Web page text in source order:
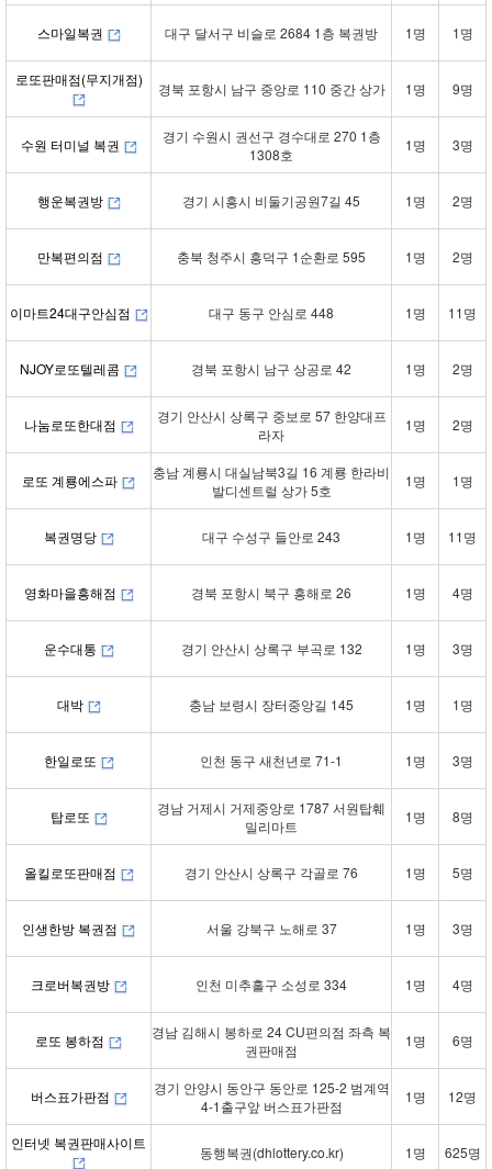
스마일복권 대구 달서구 비슬로 2684 1층 복권방 1명 1명
로또판매점(무지개점)
경북 포항시 남구 중앙로 110 중간 상가 1명 9명
수원 터미널 복권
경기 수원시 권선구 경수대로 270 1층
1308호
1명 3명
행운복권방 경기 시흥시 비둘기공원7길 45 1명 2명
만복편의점 충북 청주시 흥덕구 1순환로 595 1명 2명
이마트24대구안심점 대구 동구 안심로 448 1명 11명
NJOY로또텔레콤 경북 포항시 남구 상공로 42 1명 2명
나눔로또한대점
경기 안산시 상록구 중보로 57 한양대프
라자
1명 2명
로또 계룡에스파
충남 계룡시 대실남북3길 16 계룡 한라비
발디센트럴 상가 5호
1명 1명
복권명당 대구 수성구 들안로 243 1명 11명
영화마을흥해점 경북 포항시 북구 흥해로 26 1명 4명
운수대통 경기 안산시 상록구 부곡로 132 1명 3명
대박 충남 보령시 장터중앙길 145 1명 1명
한일로또 인천 동구 새천년로 71-1 1명 3명
탑로또
경남 거제시 거제중앙로 1787 서원탑훼
밀리마트
1명 8명
올킬로또판매점 경기 안산시 상록구 각골로 76 1명 5명
인생한방 복권점 서울 강북구 노해로 37 1명 3명
크로버복권방 인천 미추홀구 소성로 334 1명 4명
로또 봉하점
경남 김해시 봉하로 24 CU편의점 좌측 복
권판매점
1명 6명
버스표가판점
경기 안양시 동안구 동안로 125-2 범계역
4-1출구앞 버스표가판점
1명 12명
인터넷 복권판매사이트
동행복권(dhlottery.co.kr) 1명 625명